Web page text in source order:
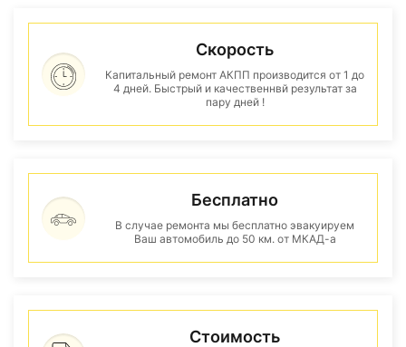
Скорость
Капитальный ремонт АКПП производится от 1 до
4 дней. Быстрый и качественнвй результат за
пару дней !
Бесплатно
В случае ремонта мы бесплатно эвакуируем
Ваш автомобиль до 50 км. от МКАД-а
Стоимость